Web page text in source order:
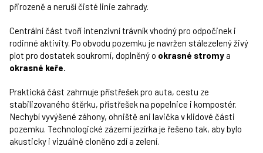
přirozeně a neruší čisté linie zahrady.
Centrální část tvoří intenzivní trávník vhodný pro odpočinek i
rodinné aktivity. Po obvodu pozemku je navržen stálezelený živý
plot pro dostatek soukromí, doplněný o okrasné stromy a
okrasné keře.
Praktická část zahrnuje přístřešek pro auta, cestu ze
stabilizovaného štěrku, přístřešek na popelnice i kompostér.
Nechybí vyvýšené záhony, ohniště ani lavička v klidové části
pozemku. Technologické zázemí jezírka je řešeno tak, aby bylo
akusticky i vizuálně cloněno zdí a zelení.